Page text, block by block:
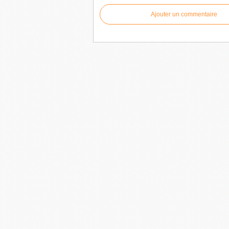
Ajouter un commentaire